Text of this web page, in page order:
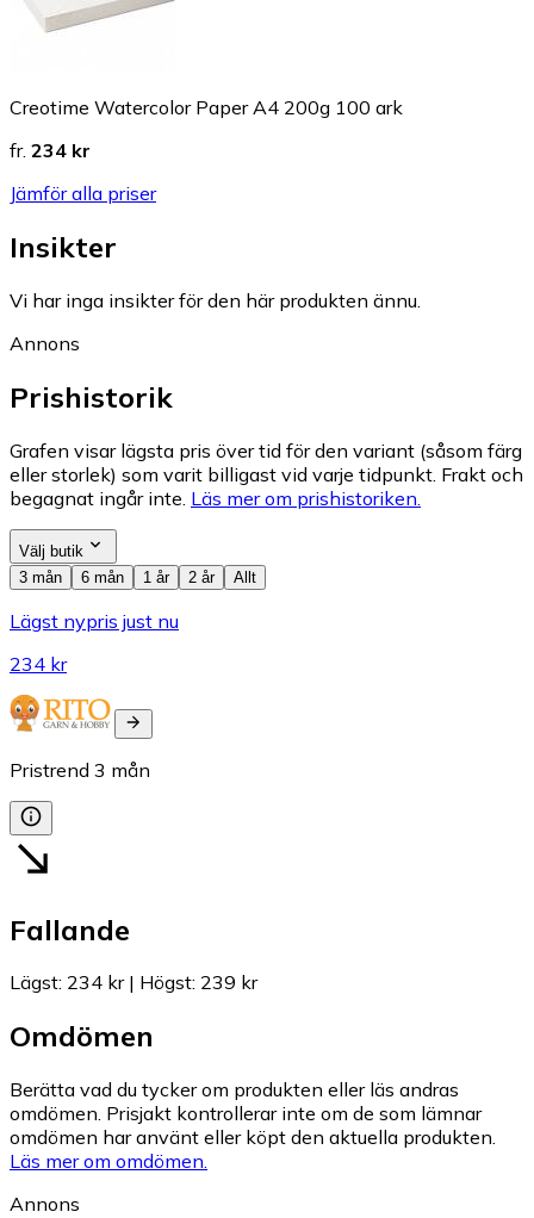
Creotime Watercolor Paper A4 200g 100 ark
fr. 234 kr
Jämför alla priser
Insikter
Vi har inga insikter för den här produkten ännu.
Annons
Prishistorik
Grafen visar lägsta pris över tid för den variant (såsom färg
eller storlek) som varit billigast vid varje tidpunkt. Frakt och
begagnat ingår inte. Läs mer om prishistoriken.
Välj butik
3 mån
6 mån 1 år 2 år Allt
Lägst nypris just nu
234 kr
Pristrend 3 mån
Fallande
Lägst: 234 kr| Högst: 239 kr
Omdömen
Berätta vad du tycker om produkten eller läs andras
omdömen. Prisjakt kontrollerar inte om de som lämnar
omdömen har använt eller köpt den aktuella produkten.
Läs mer om omdömen.
Annons